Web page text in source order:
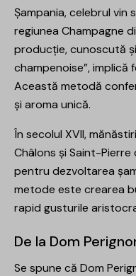
Șampania, celebrul vin
regiunea Champagne
producție, cunoscută
champenoise”,
Această metodă
și aroma unică.
În secolul XVII,
Châlons și Saint-Pierre
pentru dezvoltarea
metode este crearea
rapid gusturile
De la Dom
Se spune că Dom